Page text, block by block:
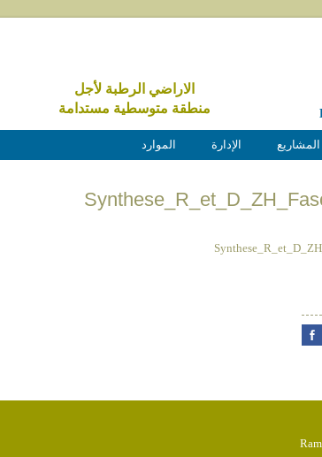
الاراضي الرطبة لأجل
منطقة متوسطية مستدامة
المشاريع الإدارة الموارد